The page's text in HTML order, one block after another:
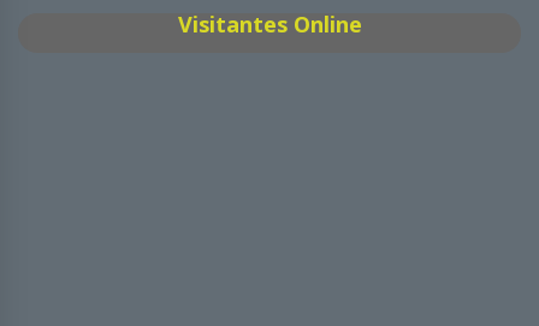
Visitantes Online